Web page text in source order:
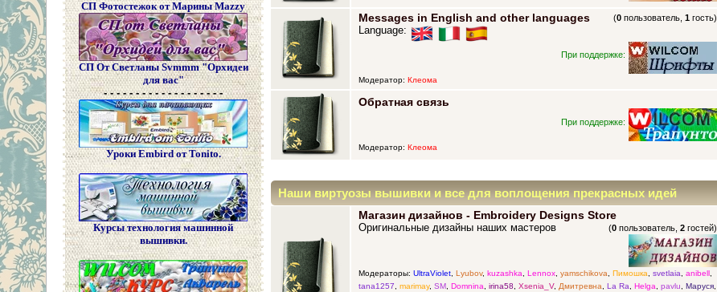
СП Фотостежок от Марины Mazzy
СП От Светланы Svmmm "Орхидеи
для вас"
- - - - - - - - - - - - - - - - - - -
Уроки Embird от Tonito.
Курсы технология машинной
вышивки.
Messages in English and other languages (0 пользователь,1 гость)
Language:
При поддержке:
Модератор: Клеома
Обратная связь
При поддержке:
Модератор: Клеома
Наши виртуозы вышивки и все для воплощения прекрасных идей
Магазин дизайнов - Embroidery Designs Store
(0 пользователь,2 гостей)
Оригинальные дизайны наших мастеров
Модераторы: UltraViolet, Lyubov, kuzashka, Lennox, yamschikova, Пимошка, svetlaia, anibell,
tana1257, marimay, SM, Domnina, irina58, Xsenia_V, Дмитревна, La Ra, Helga, pavlu, Маруся,